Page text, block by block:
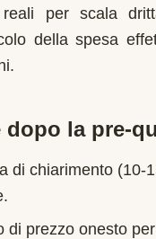
per scala
della spesa
dopo la pre-
di chiarimento (10-
di prezzo onesto